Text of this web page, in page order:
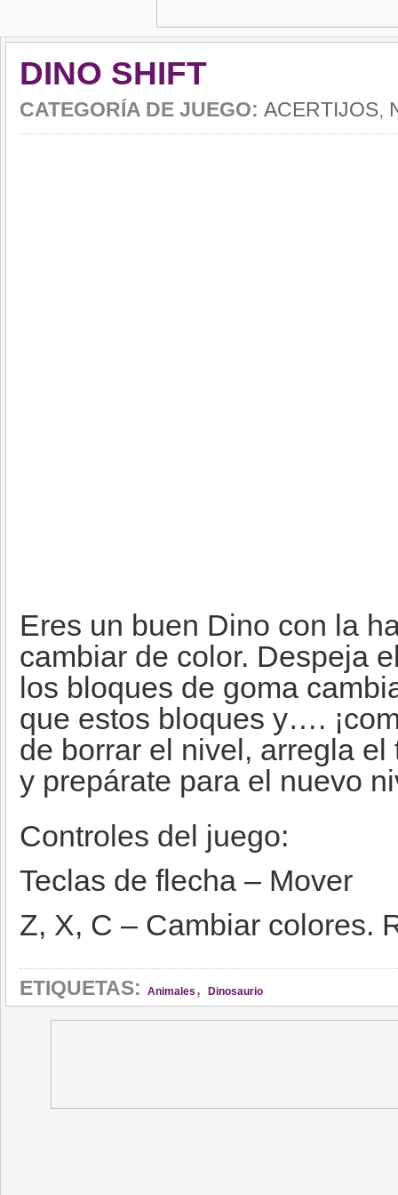
DINO SHIFT
CATEGORÍA DE JUEGO: ACERTIJOS,
Eres un buen Dino con la
cambiar de color. Despeja
los bloques de goma
que estos bloques y….
de borrar el nivel, arregla
y prepárate para el nuevo
Controles del juego:
Teclas de flecha – Mover
Z, X, C – Cambiar colores.
ETIQUETAS: Animales , Dinosaurio